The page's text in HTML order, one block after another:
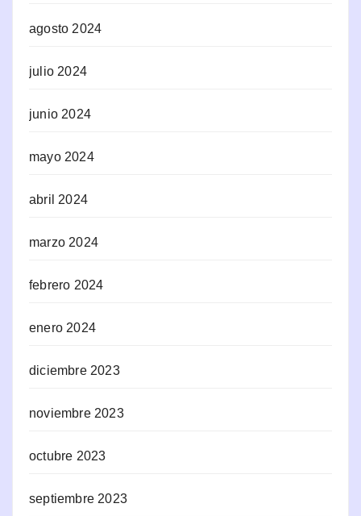
agosto 2024
julio 2024
junio 2024
mayo 2024
abril 2024
marzo 2024
febrero 2024
enero 2024
diciembre 2023
noviembre 2023
octubre 2023
septiembre 2023